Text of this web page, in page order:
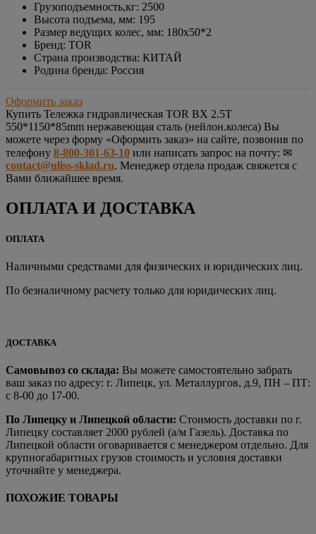
Грузоподъемность,кг: 2500
Высота подъема, мм: 195
Размер ведущих колес, мм: 180х50*2
Бренд: TOR
Страна производства: КИТАЙ
Родина бренда: Россия
Оформить заказ
Купить Тележка гидравлическая TOR BX 2.5T
550*1150*85mm нержавеющая сталь (нейлон.колеса) Вы
можете через форму «Оформить заказ» на сайте, позвонив по
телефону 8-800-301-63-10 или написать запрос на почту: ✉
contact@uliss-sklad.ru. Менеджер отдела продаж свяжется с
Вами ближайшее время.
ОПЛАТА И ДОСТАВКА
ОПЛАТА
Наличными средствами для физических и юридических лиц.
По безналичному расчету только для юридических лиц.
ДОСТАВКА
Самовывоз со склада: Вы можете самостоятельно забрать
ваш заказ по адресу: г. Липецк, ул. Металлургов, д.9, ПН – ПТ:
с 8-00 до 17-00.
По Липецку и Липецкой области: Стоимость доставки по г.
Липецку составляет 2000 рублей (а/м Газель). Доставка по
Липецкой области оговаривается с менеджером отдельно. Для
крупногабаритных грузов стоимость и условия доставки
уточняйте у менеджера.
ПОХОЖИЕ ТОВАРЫ